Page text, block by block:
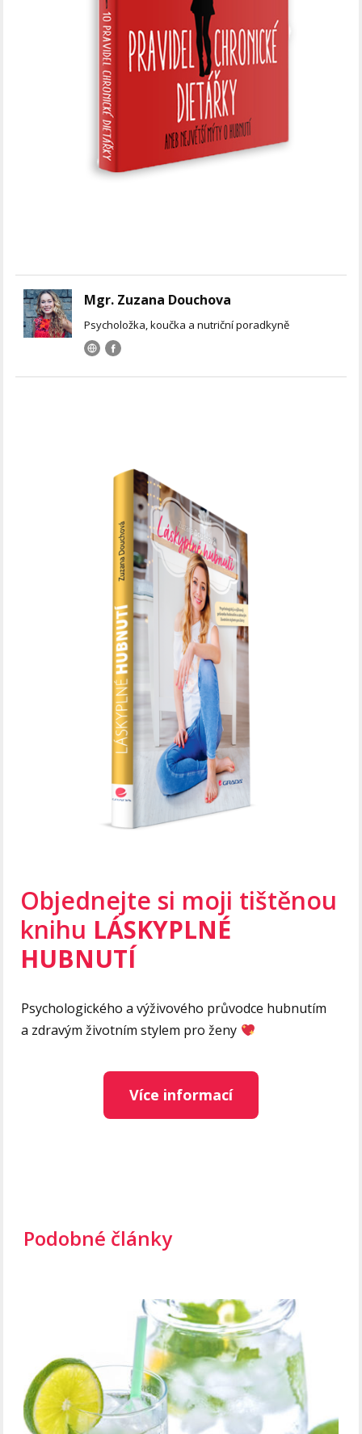
Mgr. Zuzana Douchova
Psycholožka, koučka a nutriční poradkyně
Objednejte si moji tištěnou
knihu LÁSKYPLNÉ
HUBNUTÍ
Psychologického a výživového průvodce hubnutím
a zdravým životním stylem pro ženy
Více informací
Podobné články